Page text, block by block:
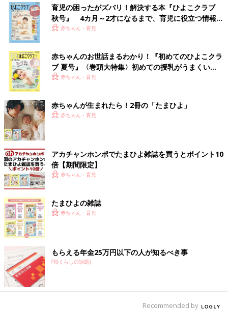
育児の困ったがズバリ！解決する本『ひよこクラブ
秋号』 4カ月～2才になるまで、育児に役立つ情報が
いっぱい！
赤ちゃん・育児
赤ちゃんのお世話まるわかり！『初めてのひよこクラ
ブ 夏号』〈巻頭大特集〉初めての授乳がうまくい
く！ おっぱい・ミルクの基本と夏のトラブル 解決テ
赤ちゃん・育児
赤ちゃんが生まれたら！2冊の「たまひよ」
赤ちゃん・育児
アカチャンホンポでたまひよ雑誌を買うとポイント10
倍【期間限定】
赤ちゃん・育児
たまひよの雑誌
赤ちゃん・育児
もらえる年金25万円以下の人が知るべき事
PR(くらしの話題)
Recommended by